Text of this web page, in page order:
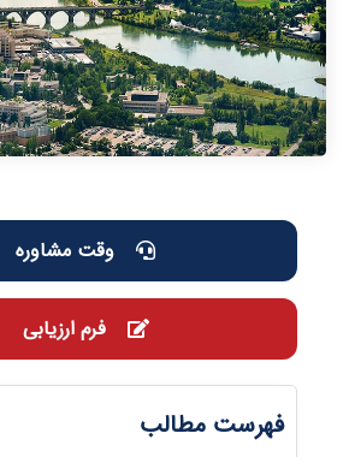
وقت مشاوره
فرم ارزیابی
فهرست مطالب